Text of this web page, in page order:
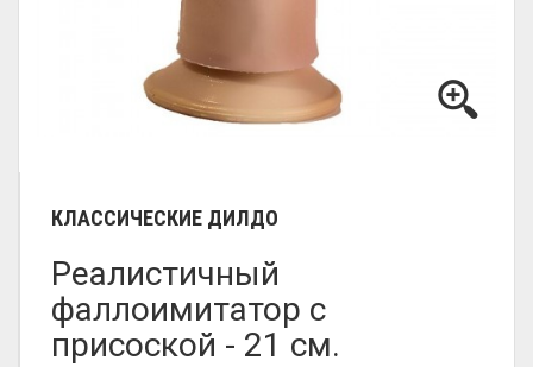
КЛАССИЧЕСКИЕ ДИЛДО
Реалистичный
фаллоимитатор с
присоской - 21 см.